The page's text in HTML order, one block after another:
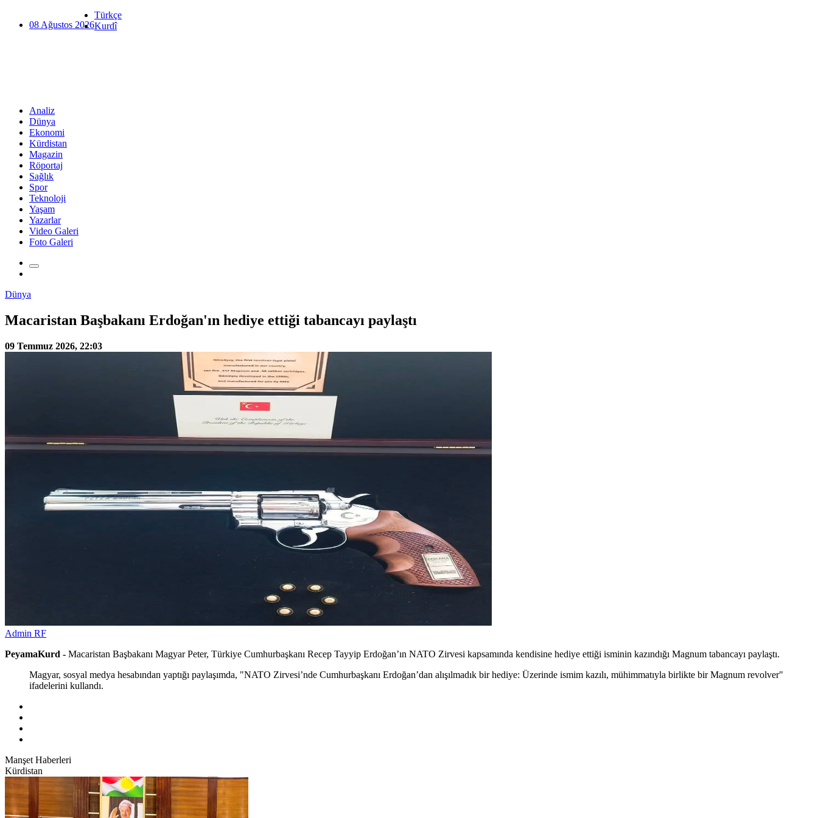
08 Ağustos 2026
Türkçe
Kurdî
Analiz
Dünya
Ekonomi
Kürdistan
Magazin
Röportaj
Sağlık
Spor
Teknoloji
Yaşam
Yazarlar
Video Galeri
Foto Galeri
Dünya
Macaristan Başbakanı Erdoğan'ın hediye ettiği tabancayı paylaştı
09 Temmuz 2026, 22:03
Admin RF
PeyamaKurd - Macaristan Başbakanı Magyar Peter, Türkiye Cumhurbaşkanı Recep Tayyip Erdoğan’ın NATO Zirvesi kapsamında kendisine hediye ettiği isminin kazındığı Magnum tabancayı paylaştı.
Magyar, sosyal medya hesabından yaptığı paylaşımda, "NATO Zirvesi’nde Cumhurbaşkanı Erdoğan’dan alışılmadık bir hediye: Üzerinde ismim kazılı, mühimmatıyla birlikte bir Magnum revolver"
ifadelerini kullandı.
Manşet Haberleri
Kürdistan